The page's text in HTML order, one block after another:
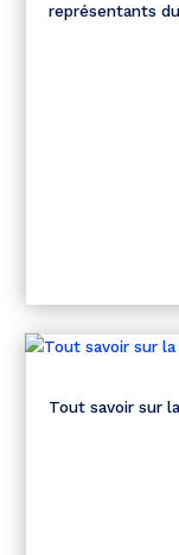
représentants
Tout savoir sur